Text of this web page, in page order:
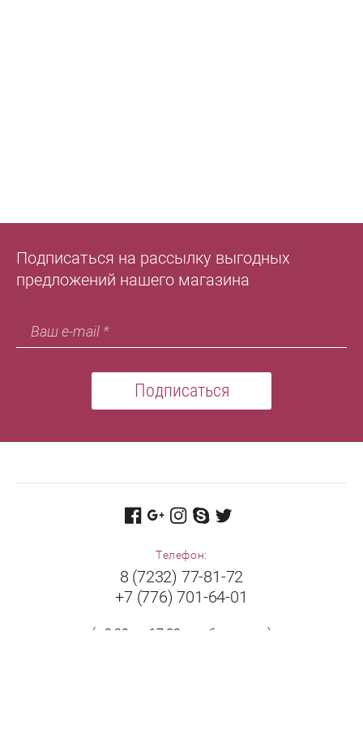
Подписаться на рассылку выгодных
предложений нашего магазина
Подписаться
Телефон:
8 (7232) 77-81-72
+7 (776) 701-64-01
(с 8:30 до 17:00 в рабочие дни)